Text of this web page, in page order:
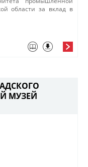
области за вклад в
МУЗЕЙ